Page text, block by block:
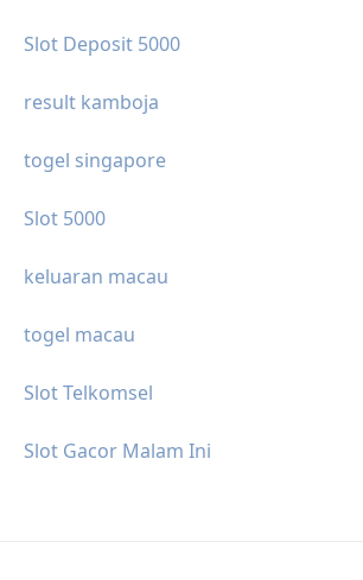
Slot Deposit 5000
result kamboja
togel singapore
Slot 5000
keluaran macau
togel macau
Slot Telkomsel
Slot Gacor Malam Ini